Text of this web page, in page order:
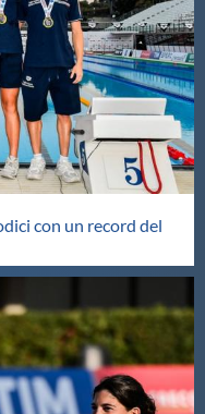
con un record del